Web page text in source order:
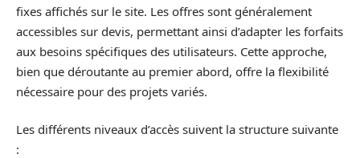
fixes affichés sur le site. Les offres sont généralement
accessibles sur devis, permettant ainsi d’adapter les forfaits
aux besoins spécifiques des utilisateurs. Cette approche,
bien que déroutante au premier abord, offre la flexibilité
nécessaire pour des projets variés.
Les différents niveaux d’accès suivent la structure suivante
: